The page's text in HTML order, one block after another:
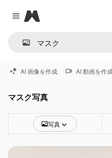
Close menu
Magnific
AI 画像を作成 AI 動画を作
マスク写真
写真